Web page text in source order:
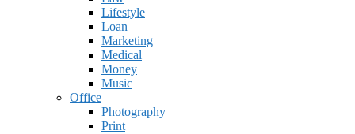
Lifestyle
Loan
Marketing
Medical
Money
Music
Office
Photography
Print